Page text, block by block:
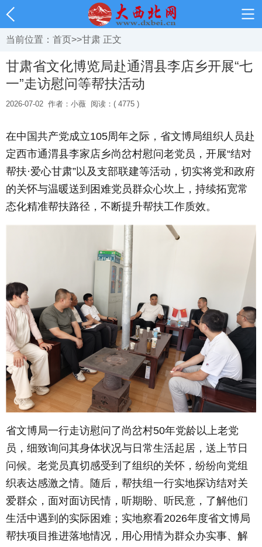
当前位置： 首页>>甘肃 正文
甘肃省文化博览局赴通渭县李店乡开展“七
一”走访慰问等帮扶活动
2026-07-02 作者：小薇 阅读：( 4775 )
在中国共产党成立105周年之际，省文博局组织人员赴
定西市通渭县李家店乡尚岔村慰问老党员，开展“结对
帮扶·爱心甘肃”以及支部联建等活动，切实将党和政府
的关怀与温暖送到困难党员群众心坎上，持续拓宽常
态化精准帮扶路径，不断提升帮扶工作质效。
省文博局一行走访慰问了尚岔村50年党龄以上老党
员，细致询问其身体状况与日常生活起居，送上节日
问候。老党员真切感受到了组织的关怀，纷纷向党组
织表达感激之情。随后，帮扶组一行实地探访结对关
爱群众，面对面访民情，听期盼、听民意，了解他们
生活中遇到的实际困难；实地察看2026年度省文博局
帮扶项目推进落地情况，用心用情为群众办实事、解